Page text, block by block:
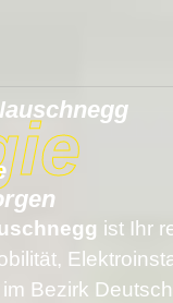
ist Ihr
im Bezirk